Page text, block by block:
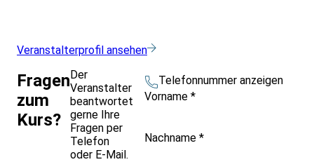
Veranstalterprofil ansehen
Fragen
zum
Kurs?
Der
Veranstalter
beantwortet
gerne Ihre
Fragen per
Telefon
oder E-Mail.
Telefonnummer anzeigen
Vorname *
Nachname *